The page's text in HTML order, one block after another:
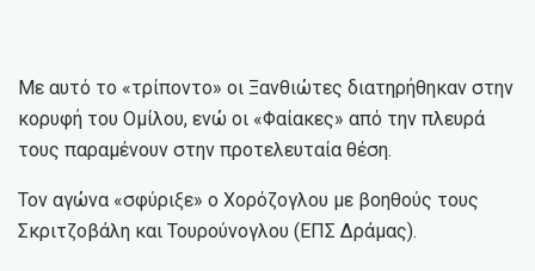
Με αυτό το «τρίποντο» οι Ξανθιώτες διατηρήθηκαν στην
κορυφή του Ομίλου, ενώ οι «Φαίακες» από την πλευρά
τους παραμένουν στην προτελευταία θέση.
Τον αγώνα «σφύριξε» ο Χορόζογλου με βοηθούς τους
Σκριτζοβάλη και Τουρούνογλου (ΕΠΣ Δράμας).